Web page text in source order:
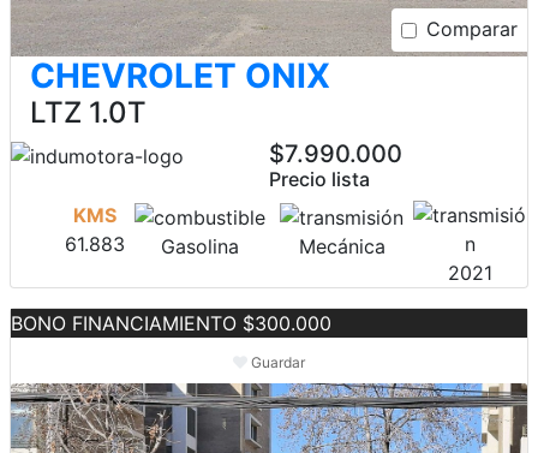
Comparar
CHEVROLET ONIX
LTZ 1.0T
$7.990.000
Precio lista
KMS
61.883
Gasolina
Mecánica
2021
BONO FINANCIAMIENTO $300.000
Guardar